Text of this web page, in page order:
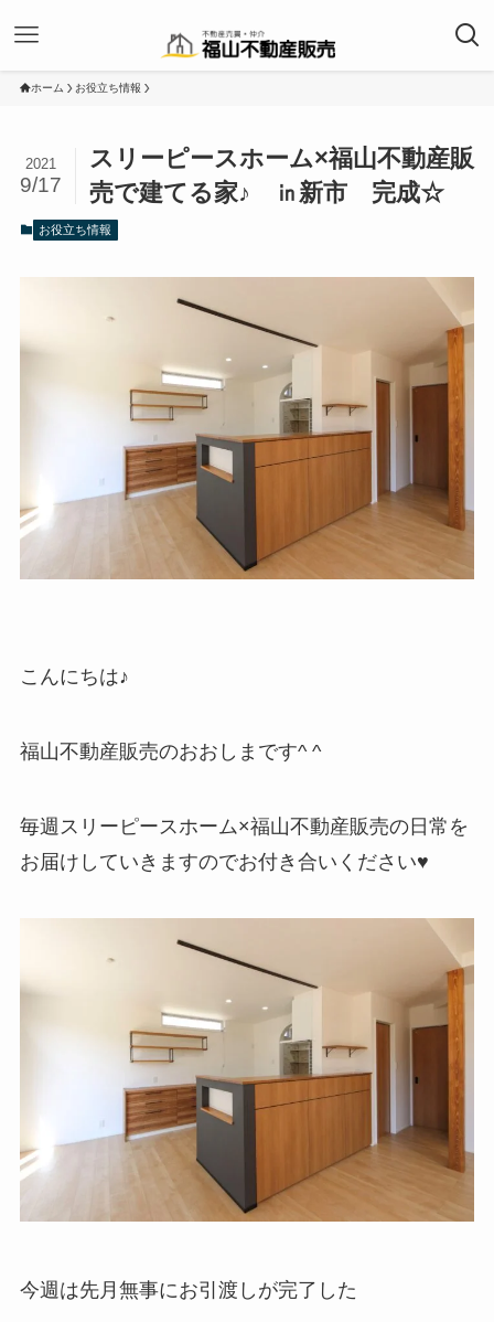
ホーム お役立ち情報
スリーピースホーム×福山不動産販
売で建てる家♪ ㏌新市 完成☆
2021
9/17
お役立ち情報
こんにちは♪
福山不動産販売のおおしまです^ ^
毎週スリーピースホーム×福山不動産販売の日常を
お届けしていきますのでお付き合いください♥
今週は先月無事にお引渡しが完了した